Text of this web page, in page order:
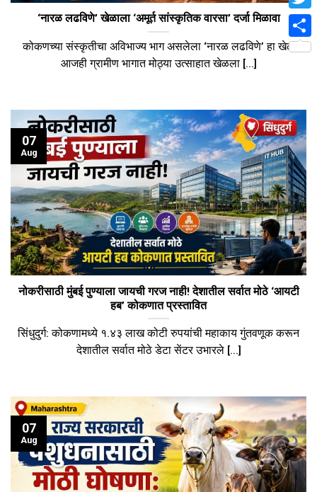
‘नारळ लढविणे’ खेळाला ‘अमूर्त सांस्कृतिक वारसा’ दर्जा मिळावा
कोकणच्या संस्कृतीचा अविभाज्य भाग असलेला ‘नारळ लढविणे’ हा खेळ
आजही ग्रामीण भागात मोठ्या उत्साहात खेळला [...]
नोकरीसाठी मुंबई पुण्याला जायची गरज नाही! देशातील सर्वात मोठे ‘आयटी
हब’ कोकणात प्रस्तावित
सिंधुदुर्ग: कोकणामध्ये १.४३ लाख कोटी रुपयांची महाकाय गुंतवणूक करून
देशातील सर्वात मोठे डेटा सेंटर उभारले [...]
07
Aug
07
Aug